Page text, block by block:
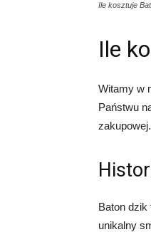
Ile kosztuje
Ile
Witamy w
Państwu
zakupowej.
Baton dzik
unikalny